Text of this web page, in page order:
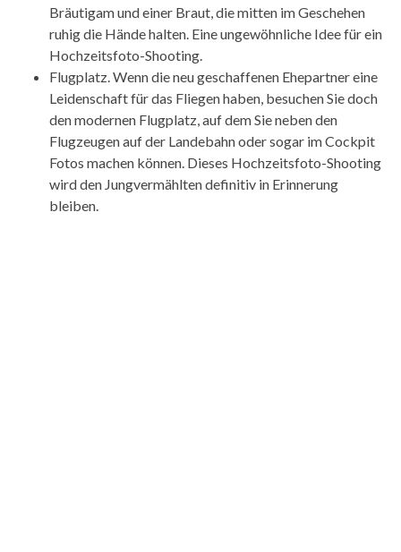
Bräutigam und einer Braut, die mitten im Geschehen
ruhig die Hände halten. Eine ungewöhnliche Idee für ein
Hochzeitsfoto-Shooting.
Flugplatz. Wenn die neu geschaffenen Ehepartner eine
Leidenschaft für das Fliegen haben, besuchen Sie doch
den modernen Flugplatz, auf dem Sie neben den
Flugzeugen auf der Landebahn oder sogar im Cockpit
Fotos machen können. Dieses Hochzeitsfoto-Shooting
wird den Jungvermählten definitiv in Erinnerung
bleiben.